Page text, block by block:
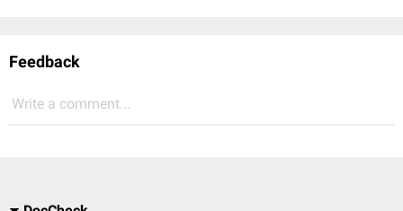
Feedback
Write a comment...